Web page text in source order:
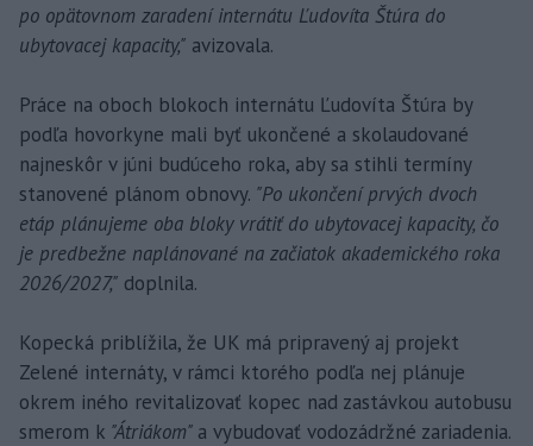
po opätovnom zaradení internátu Ľudovíta Štúra do
ubytovacej kapacity," avizovala.
Práce na oboch blokoch internátu Ľudovíta Štúra by
podľa hovorkyne mali byť ukončené a skolaudované
najneskôr v júni budúceho roka, aby sa stihli termíny
stanovené plánom obnovy. "Po ukončení prvých dvoch
etáp plánujeme oba bloky vrátiť do ubytovacej kapacity, čo
je predbežne naplánované na začiatok akademického roka
2026/2027," doplnila.
Kopecká priblížila, že UK má pripravený aj projekt
Zelené internáty, v rámci ktorého podľa nej plánuje
okrem iného revitalizovať kopec nad zastávkou autobusu
smerom k "Átriákom" a vybudovať vodozádržné zariadenia.